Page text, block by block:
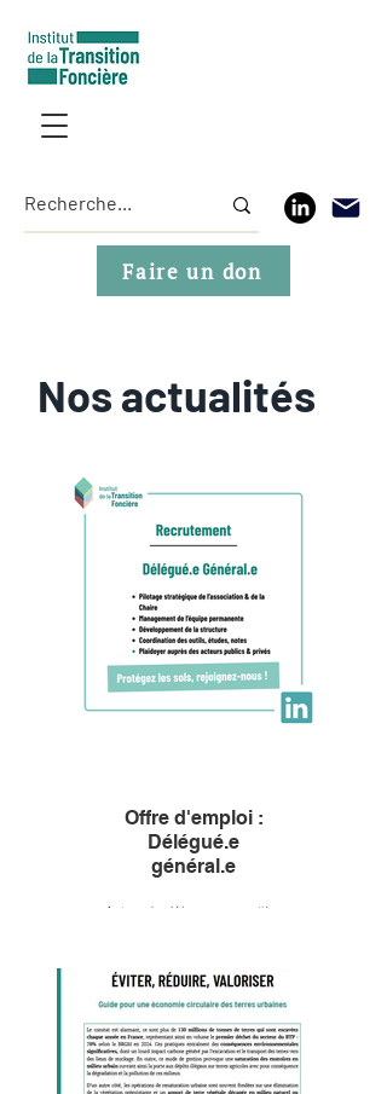
Faire un don
Nos actualités
Offre d'emploi :
Délégué.e
général.e
Acteur de référence en matière
des sols et la sobriété foncière,
l'Institut de la transition
foncière recrute pour le poste
de Délégué général, vacant au
1er octobre 2026.
Informations dans la fiche de
poste jointe.
Candidatures à adresser avant
le 10 septembre.